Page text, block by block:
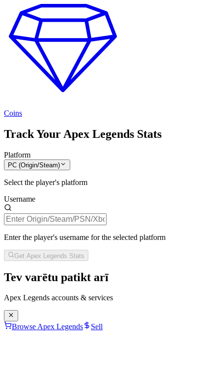
Coins
Track Your Apex Legends Stats
Platform
PC (Origin/Steam)
Select the player's platform
Username
Enter the player's username for the selected platform
Get Apex Legends Stats
Tev varētu patikt arī
Apex Legends accounts & services
Browse Apex Legends Sell